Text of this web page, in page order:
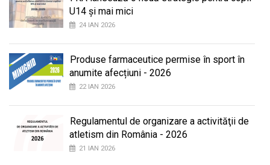
U14 și mai mici
24 IAN 2026
Produse farmaceutice permise în sport în
anumite afecțiuni - 2026
22 IAN 2026
Regulamentul de organizare a activităţii de
atletism din România - 2026
21 IAN 2026